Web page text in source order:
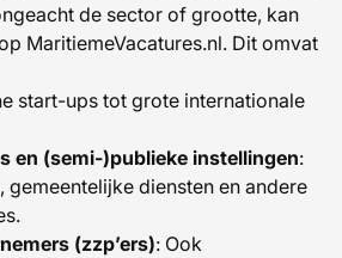
de sector of grootte, kan
MaritiemeVacatures.nl. Dit omvat
start-ups tot grote internationale
en (semi-)publieke instellingen:
gemeentelijke diensten en andere
(zzp’ers): Ook